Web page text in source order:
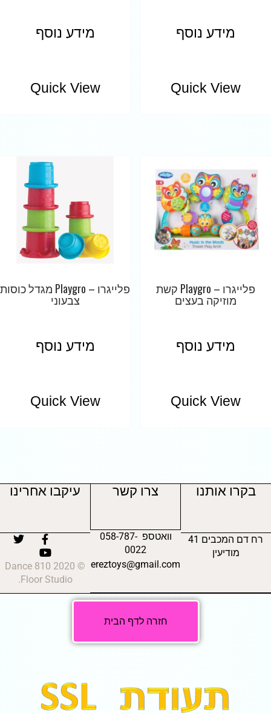
מידע נוסף
Quick View
מידע נוסף
Quick View
פלייגרו – Playgro קשת
מוזיקה בעצים
מידע נוסף
Quick View
פלייגרו – Playgro מגדל כוסות
צבעוני
מידע נוסף
Quick View
בקרו אותנו
רח דם המכבים 41
מודיעין
צרו קשר
וואטספ 058-787-
0022
ereztoys@gmail.com
עיקבו אחרינו
© 2020 810 Dance
Floor Studio.
חזרה לדף הבית